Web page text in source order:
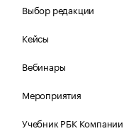
Выбор редакции
Кейсы
Вебинары
Мероприятия
Учебник РБК Компании